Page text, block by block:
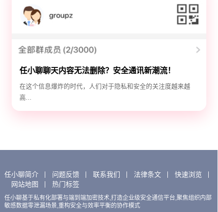
任小聊聊天内容无法删除？安全通讯新潮流！
在这个信息爆炸的时代，人们对于隐私和安全的关注度越来越
高...
任小聊简介 问题反馈 联系我们 法律条文
快速浏览
网站地图
热门标签
任小聊基于私有化部署与端到端加密技术,打造企业级安全通信平台,聚焦组织内部
敏感数据零泄漏场景,重构安全与效率平衡的协作模式